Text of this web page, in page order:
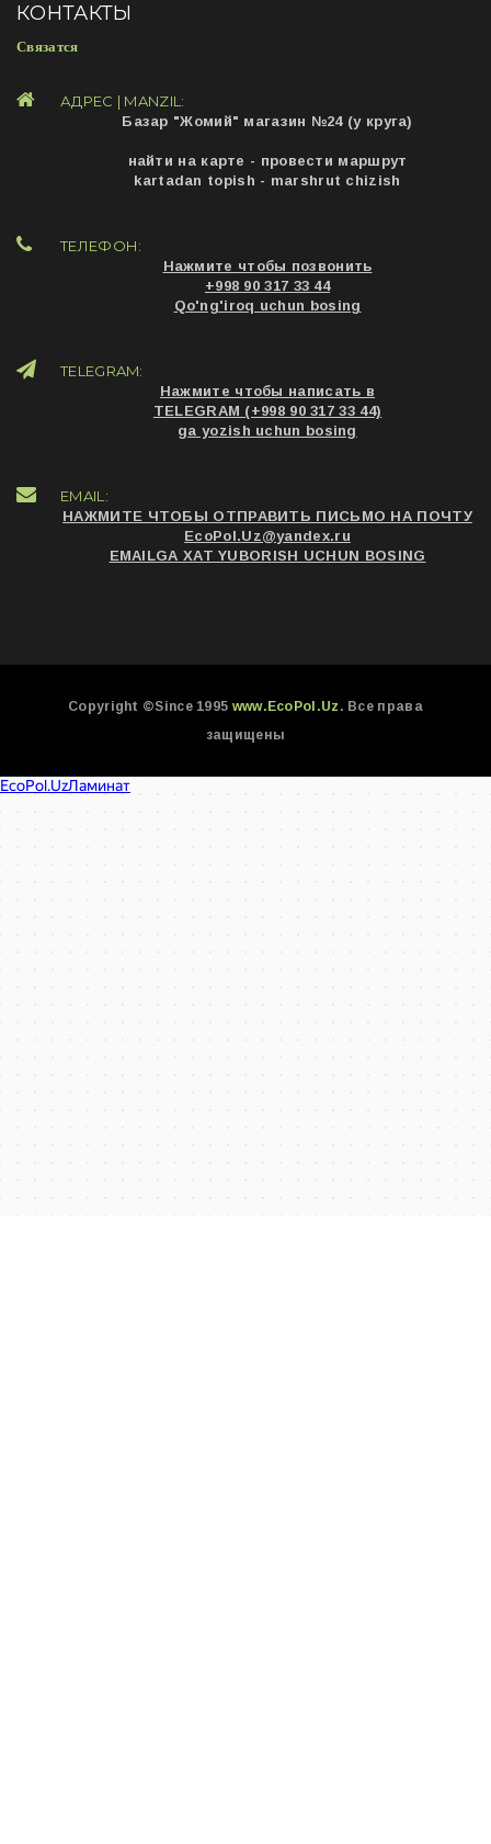
КОНТАКТЫ
Связатся
АДРЕС | MANZIL:
Базар "Жомий" магазин №24 (у круга)
найти на карте - провести маршрут
kartadan topish - marshrut chizish
ТЕЛЕФОН:
Нажмите чтобы позвонить
+998 90 317 33 44
Qo'ng'iroq uchun bosing
TELEGRAM:
Нажмите чтобы написать в
TELEGRAM (+998 90 317 33 44)
ga yozish uchun bosing
EMAIL:
НАЖМИТЕ ЧТОБЫ ОТПРАВИТЬ ПИСЬМО НА ПОЧТУ
EcoPol.Uz@yandex.ru
EMAILGA XAT YUBORISH UCHUN BOSING
Copyright ©Since 1995 www.EcoPol.Uz . Все права
защищены